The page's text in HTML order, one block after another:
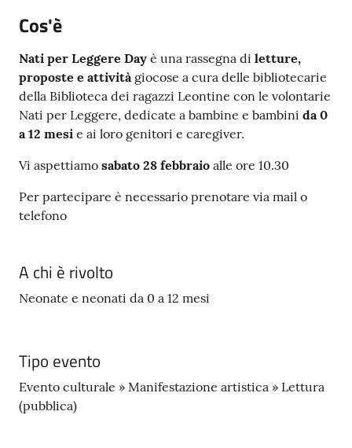
e
t
e
o
V
i
s
t
S
s
u
o
Tutti
gli
Cos'è
Nati per Leggere Day è una rassegna di letture,
proposte e attività giocose a cura delle bibliotecarie
della Biblioteca dei ragazzi Leontine con le volontarie
Nati per Leggere, dedicate a bambine e bambini da 0
a 12 mesi e ai loro genitori e caregiver.
Vi aspettiamo sabato 28 febbraio alle ore 10.30
Per partecipare è necessario prenotare via mail o
telefono
A chi è rivolto
Neonate e neonati da 0 a 12 mesi
Tipo evento
Evento culturale » Manifestazione artistica » Lettura
(pubblica)